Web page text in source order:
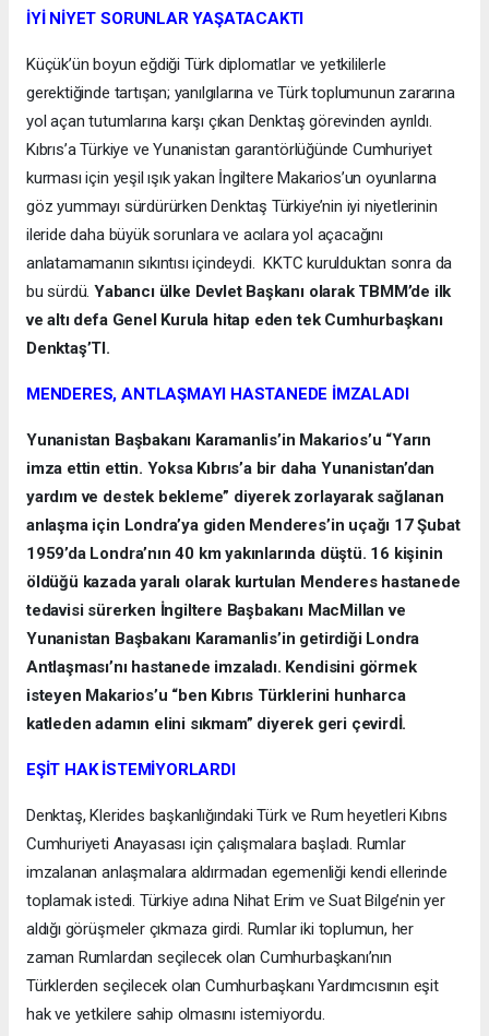
İYİ NİYET SORUNLAR YAŞATACAKTI
Küçük’ün boyun eğdiği Türk diplomatlar ve yetkililerle
gerektiğinde tartışan; yanılgılarına ve Türk toplumunun zararına
yol açan tutumlarına karşı çıkan Denktaş görevinden ayrıldı.
Kıbrıs’a Türkiye ve Yunanistan garantörlüğünde Cumhuriyet
kurması için yeşil ışık yakan İngiltere Makarios’un oyunlarına
göz yummayı sürdürürken Denktaş Türkiye’nin iyi niyetlerinin
ileride daha büyük sorunlara ve acılara yol açacağını
anlatamamanın sıkıntısı içindeydi. KKTC kurulduktan sonra da
bu sürdü.Yabancı ülke Devlet Başkanı olarak TBMM’de ilk
ve altı defa Genel Kurula hitap eden tek Cumhurbaşkanı
Denktaş’TI.
MENDERES, ANTLAŞMAYI HASTANEDE İMZALADI
Yunanistan Başbakanı Karamanlis’in Makarios’u “Yarın
imza ettin ettin. Yoksa Kıbrıs’a bir daha Yunanistan’dan
yardım ve destek bekleme” diyerek zorlayarak sağlanan
anlaşma için Londra’ya giden Menderes’in uçağı 17 Şubat
1959’da Londra’nın 40 km yakınlarında düştü. 16 kişinin
öldüğü kazada yaralı olarak kurtulan Menderes hastanede
tedavisi sürerken İngiltere Başbakanı MacMillan ve
Yunanistan Başbakanı Karamanlis’in getirdiği Londra
Antlaşması’nı hastanede imzaladı. Kendisini görmek
isteyen Makarios’u “ben Kıbrıs Türklerini hunharca
katleden adamın elini sıkmam” diyerek geri çevirdİ.
EŞİT HAK İSTEMİYORLARDI
Denktaş, Klerides başkanlığındaki Türk ve Rum heyetleri Kıbrıs
Cumhuriyeti Anayasası için çalışmalara başladı. Rumlar
imzalanan anlaşmalara aldırmadan egemenliği kendi ellerinde
toplamak istedi. Türkiye adına Nihat Erim ve Suat Bilge’nin yer
aldığı görüşmeler çıkmaza girdi. Rumlar iki toplumun, her
zaman Rumlardan seçilecek olan Cumhurbaşkanı’nın
Türklerden seçilecek olan Cumhurbaşkanı Yardımcısının eşit
hak ve yetkilere sahip olmasını istemiyordu.